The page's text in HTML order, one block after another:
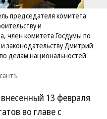
председателя комитета
и
член комитета Госдумы по
законодательству Дмитрий
делам национальностей
13 февраля
во главе с